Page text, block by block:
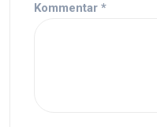
Kommentar *